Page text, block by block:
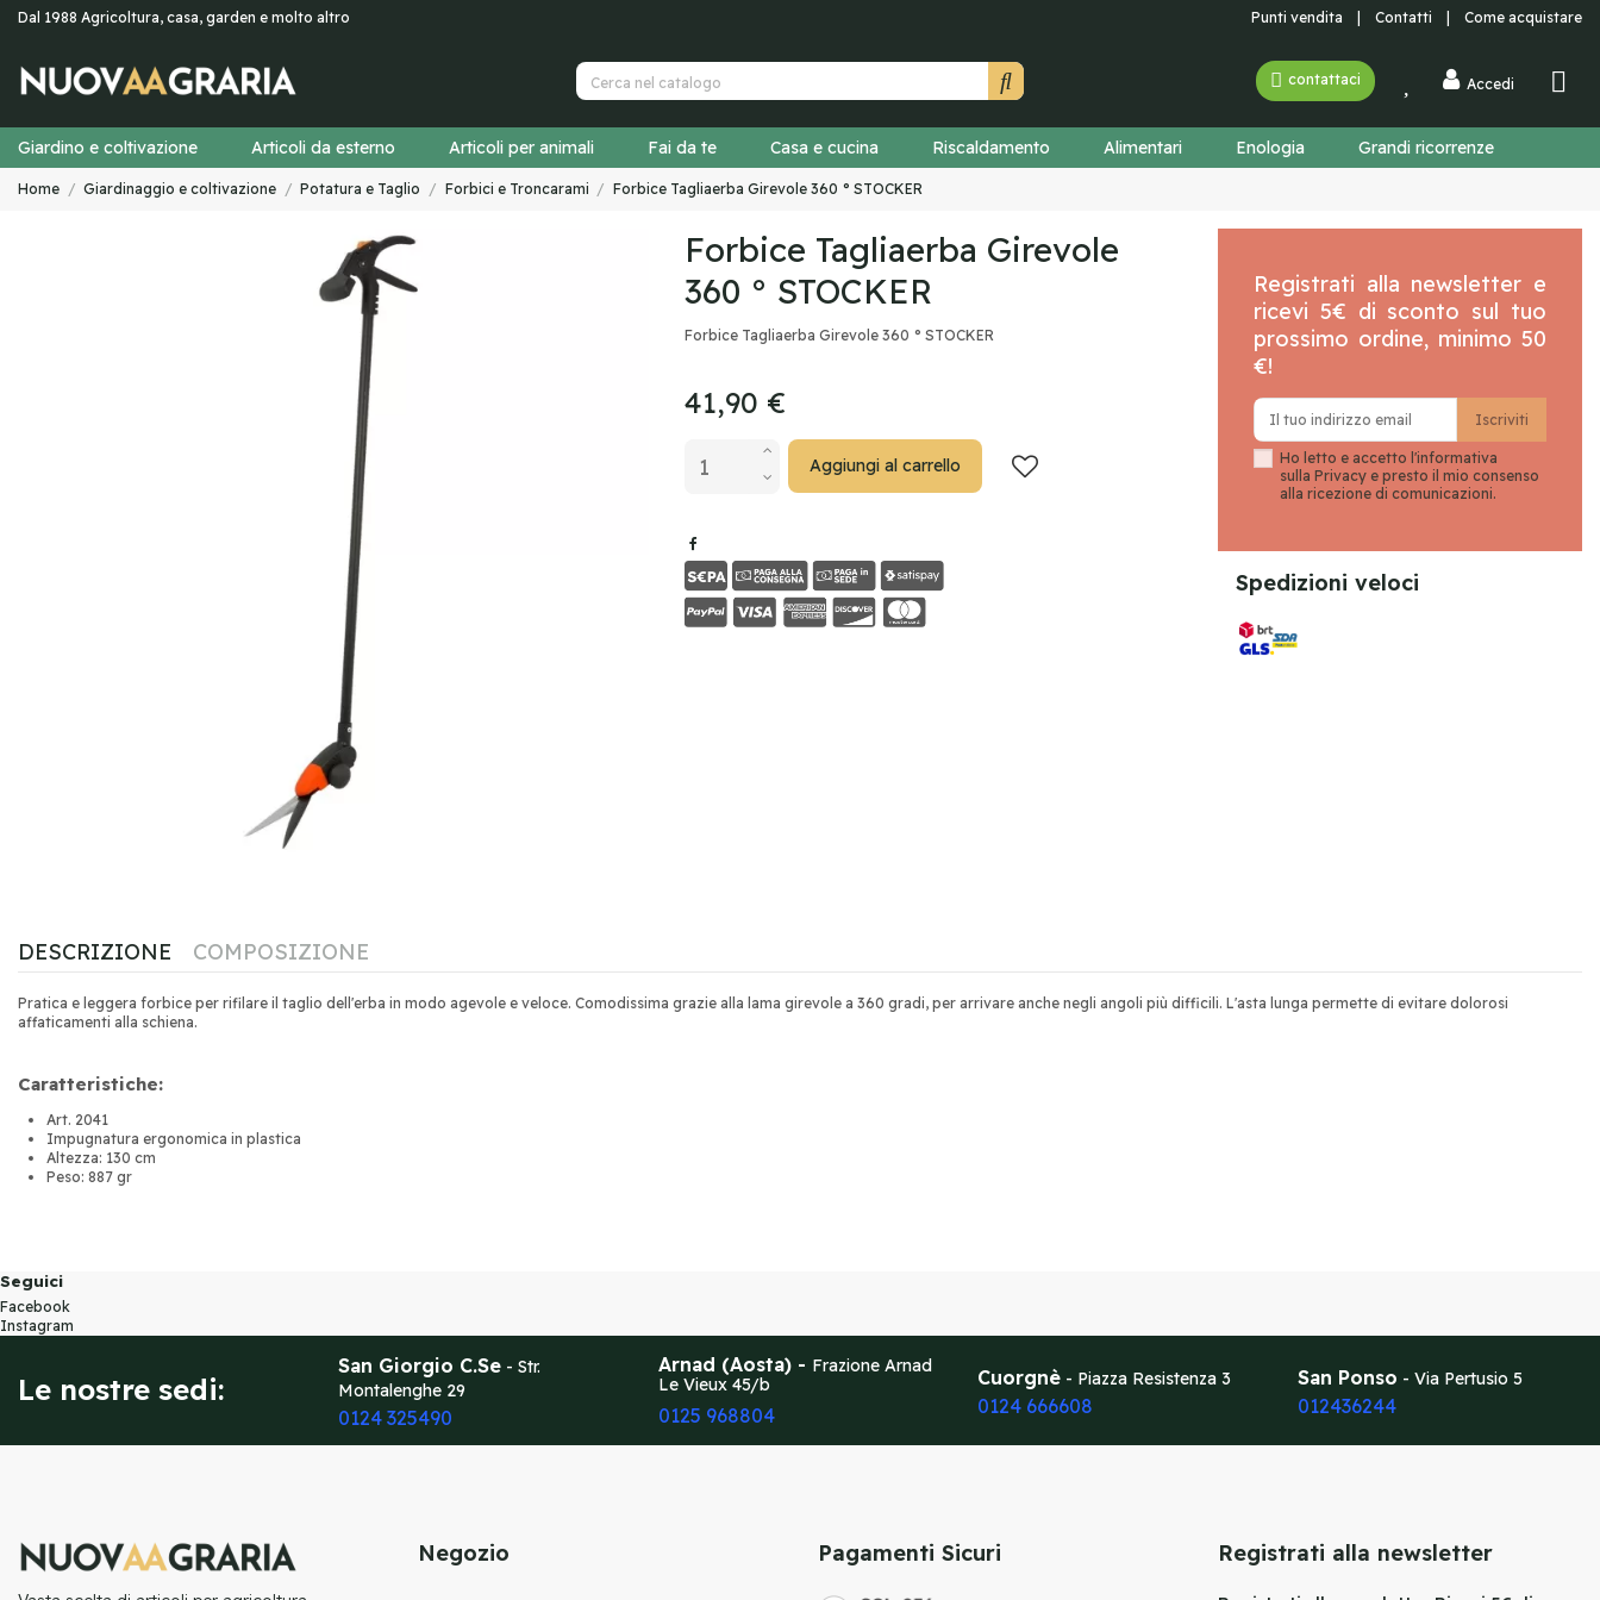
Dal 1988 Agricoltura, casa, garden e molto altro Punti vendita Contatti Come acquistare
contattaci Accedi
Giardino e coltivazione Articoli da esterno Articoli per animali Fai da te Casa e cucina Riscaldamento Alimentari Enologia Grandi ricorrenze
Home Giardinaggio e coltivazione Potatura e Taglio Forbici e Troncarami Forbice Tagliaerba Girevole 360 ° STOCKER
Forbice Tagliaerba Girevole
360 ° STOCKER
Forbice Tagliaerba Girevole 360 ° STOCKER
41,90 €
Aggiungi al carrello
Registrati alla newsletter e
ricevi 5€ di sconto sul tuo
prossimo ordine, minimo 50
€!
Ho letto e accetto l'informativa
sulla Privacye presto il mio consenso
alla ricezione di comunicazioni.
Spedizioni veloci
DESCRIZIONE COMPOSIZIONE
Pratica e leggera forbice per rifilare il taglio dell'erba in modo agevole e veloce. Comodissima grazie alla lama girevole a 360 gradi, per arrivare anche negli angoli più difficili. L'asta lunga permette di evitare dolorosi
affaticamenti alla schiena.
Caratteristiche:
Art. 2041
Impugnatura ergonomica in plastica
Altezza: 130 cm
Peso: 887 gr
Seguici
Facebook
Instagram
Le nostre sedi:
San Giorgio C.Se- Str.
Montalenghe 29
0124 325490
Arnad (Aosta) - Frazione Arnad
Le Vieux 45/b
0125 968804
Cuorgnè - Piazza Resistenza 3
0124 666608
San Ponso - Via Pertusio 5
012436244
Negozio Pagamenti Sicuri Registrati alla newsletter